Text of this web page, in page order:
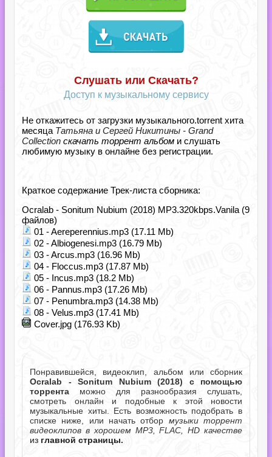
Слушать или Скачать?
Доступ к музыкальному сервису
Не откажитесь от загрузки музыкального.torrent хита
месяца Татьяна и Сергей Никитины - Grand
Collection скачать торрент альбом и слушать
любимую музыку в онлайне без регистрации.
Краткое содержание Трек-листа сборника:
Ocralab - Sonitum Nubium (2018) MP3.320kbps.Vanila (9
файлов)
01 - Aereperennius.mp3 (17.11 Mb)
02 - Albiogenesi.mp3 (16.79 Mb)
03 - Arcus.mp3 (16.96 Mb)
04 - Floccus.mp3 (17.87 Mb)
05 - Incus.mp3 (18.2 Mb)
06 - Pannus.mp3 (17.26 Mb)
07 - Penumbra.mp3 (14.38 Mb)
08 - Velus.mp3 (17.41 Mb)
Cover.jpg (176.93 Kb)
Понравившейся, видеоклип, альбом или сборник
Ocralab - Sonitum Nubium (2018) с помощью
торрента можно для разнообразия слушать,
смотреть онлайн и подобные к этой новости
музыкальные хиты. Есть возможность подобрать в
списке ниже, или начать отбор музыки торрент
видеоклипов в хорошем MP3, FLAC, HD качестве
из главной страницы.